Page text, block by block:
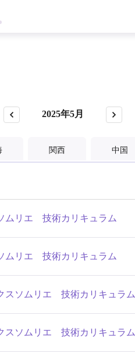
2025年5月
関西 中国
ムリエ 技術カリキュラム
ムリエ 技術カリキュラム
スソムリエ 技術カリキュラム
スソムリエ 技術カリキュラム